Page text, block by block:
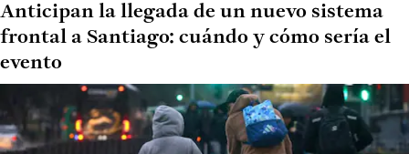
Anticipan la llegada de un nuevo sistema
frontal a Santiago: cuándo y cómo sería el
evento